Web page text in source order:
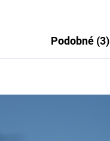
Podobné (3)